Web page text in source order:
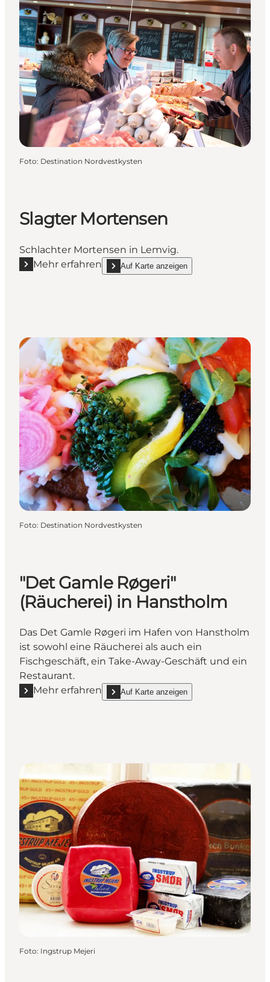
Foto: Destination Nordvestkysten
Slagter Mortensen
Schlachter Mortensen in Lemvig.
Mehr erfahren
Mehr erfahren "Slagter Mortensen"
Auf Karte anzeigen
show Slagter Mortensen on_map
Foto: Destination Nordvestkysten
"Det Gamle Røgeri"
(Räucherei) in Hanstholm
Das Det Gamle Røgeri im Hafen von Hanstholm
ist sowohl eine Räucherei als auch ein
Fischgeschäft, ein Take-Away-Geschäft und ein
Restaurant.
Mehr erfahren
Mehr erfahren ""Det Gamle Røgeri" (Räucherei) in
Auf Karte anzeigen
show "Det Gamle Røgeri" (Räucherei) in
Foto: Ingstrup Mejeri